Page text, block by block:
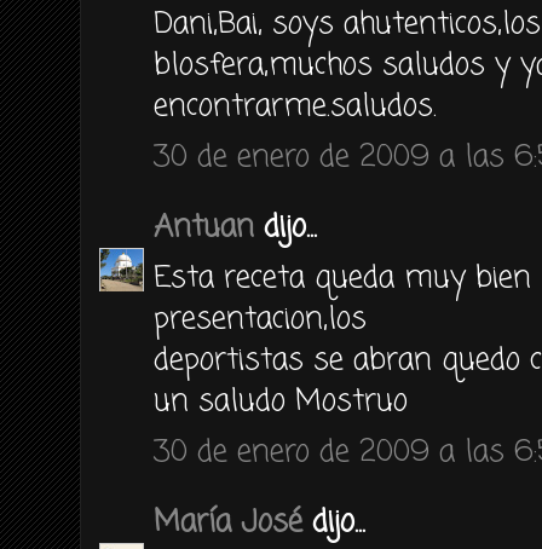
Dani,Bai, soys
blosfera,muchos saludos y
encontrarme.saludos.
30 de enero de 2009 a las
Antuan dijo...
Esta receta queda muy
presentacion,los
deportistas se abran quedo
un saludo Mostruo
30 de enero de 2009 a las
María Josédijo...